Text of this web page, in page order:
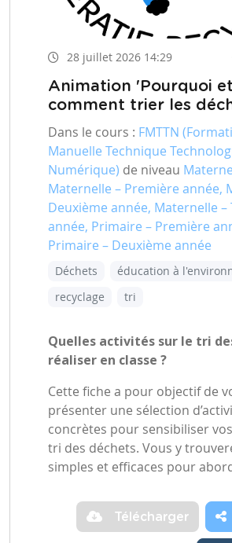
28 juillet 2026 14:29
Animation 'Pourquoi et
comment trier les
Dans le cours : FMTTN
Manuelle Technique
Numérique) de niveau
Maternelle – Première année,
Deuxième année, Maternelle –
année, Primaire – Première
Primaire – Deuxième année
Déchets
éducation à
recyclage
tri
Quelles activités sur le tri
réaliser en classe ?
Cette fiche a pour objectif de
présenter une sélection
concrètes pour sensibiliser
tri des déchets. Vous y
simples et efficaces pour
Télécharger